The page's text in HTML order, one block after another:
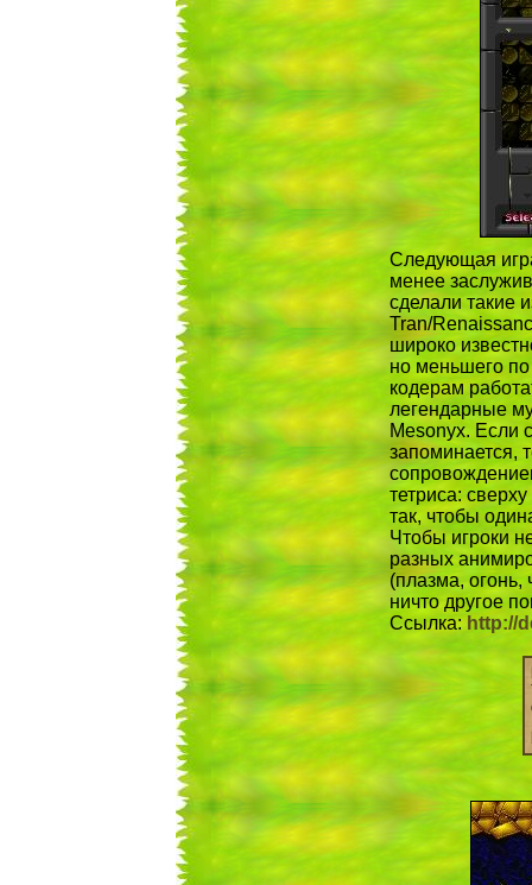
Следующая
менее
сделали такие
Tran/
широко
но меньшего по
кодерам
легендарные
Mesonyx. Если
запоминается,
тетриса:
так, чтобы
Чтобы игроки
разных
(плазма, огонь,
ничто другое
Ссылка:http://